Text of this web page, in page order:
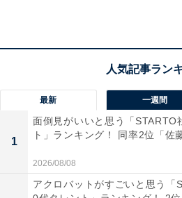
ンです。年間100万食以上販売
じめ、そば、うどんなどバラエ
ろいます。しゃぶしゃぶ、すし
から選べるテーブルオーダー式
回答者からは、「祖父母世代も
が多いから。座敷などもきちん
連れで利用しやすい（30代女性
最新 一週間
1
面倒見がいいと思う「STARTO
ト」ランキング！ 同率2位「佐
2026/08/08
アクロバットがすごいと思う「